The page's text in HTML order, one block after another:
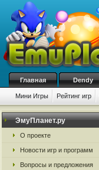
Главная Dendy
Мини Игры Рейтинг игр
ЭмуПланет.ру
О проекте
Новости игр и программ
Вопросы и предложения